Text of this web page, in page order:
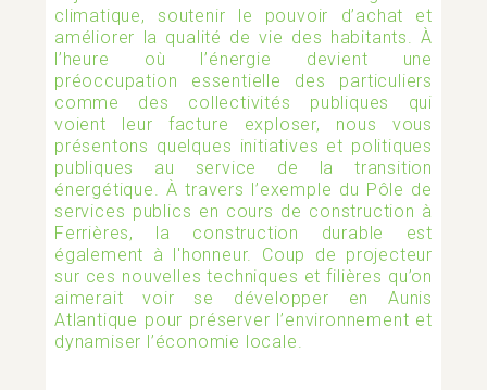
AMÉNAGEMENT ET TRAVAUX
ASSOCIATIONS
BIEN MANGER
CATASTROPHE NATURELLE
climatique, soutenir le pouvoir d’achat et
améliorer la qualité de vie des habitants. À
l’heure où l’énergie devient une
préoccupation essentielle des particuliers
comme des collectivités publiques qui
voient leur facture exploser, nous vous
présentons quelques initiatives et politiques
publiques au service de la transition
énergétique. À travers l’exemple du Pôle de
services publics en cours de construction à
Ferrières, la construction durable est
également à l'honneur. Coup de projecteur
sur ces nouvelles techniques et filières qu’on
aimerait voir se développer en Aunis
Atlantique pour préserver l’environnement et
dynamiser l’économie locale.